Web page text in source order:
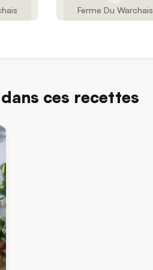
Ferme Du Warchais
ces recettes